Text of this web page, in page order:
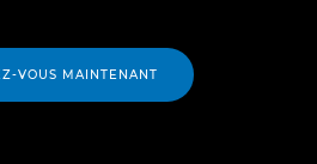
VOUS MAINTENANT